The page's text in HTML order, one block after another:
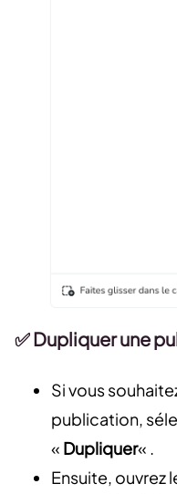
✅ Dupliquer une
Si vous
publication,
« Dupliquer« .
Ensuite, ouvrez